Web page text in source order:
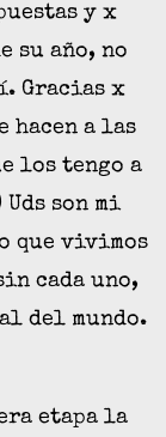
y x
su año, no
Gracias x
hacen a las
los tengo a
son mi
que vivimos
cada uno,
del mundo.
etapa la